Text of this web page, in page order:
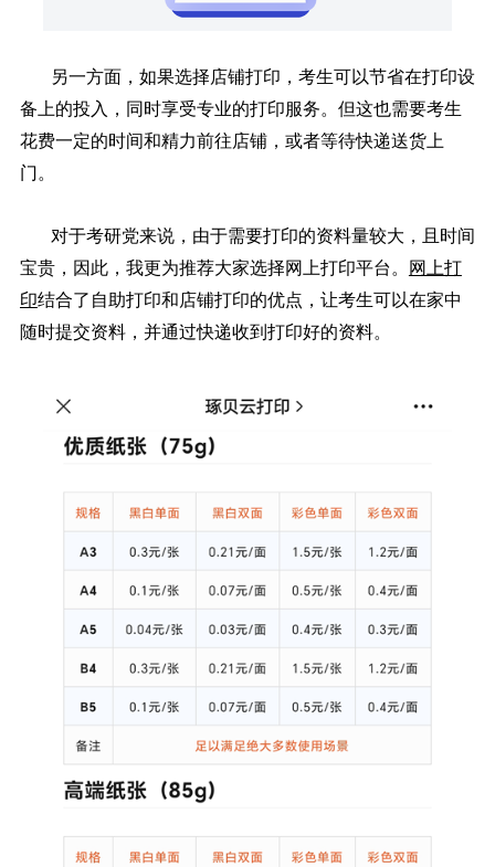
另一方面，如果选择店铺打印，考生可以节省在打印设
备上的投入，同时享受专业的打印服务。但这也需要考生
花费一定的时间和精力前往店铺，或者等待快递送货上
门。
对于考研党来说，由于需要打印的资料量较大，且时间
宝贵，因此，我更为推荐大家选择网上打印平台。
网上打
印结合了自助打印和店铺打印的优点，让考生可以在家中
随时提交资料，并通过快递收到打印好的资料。